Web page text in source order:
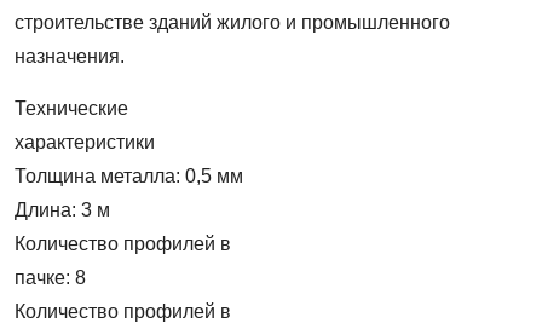
строительстве зданий жилого и промышленного
назначения.
Технические
характеристики
Толщина металла: 0,5 мм
Длина: 3 м
Количество профилей в
пачке: 8
Количество профилей в